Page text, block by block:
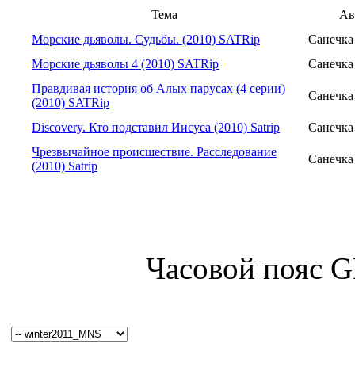
Тема
Морские дьяволы. Судьбы. (2010) SATRip
Санечка
Морские дьяволы 4 (2010) SATRip
Санечка
Правдивая история об Алых парусах (4 серии)
(2010) SATRip
Санечка
Discovery. Кто подставил Иисуса (2010) Satrip
Санечка
Чрезвычайное происшествие. Расследование
(2010) Satrip
Санечка
Часовой пояс